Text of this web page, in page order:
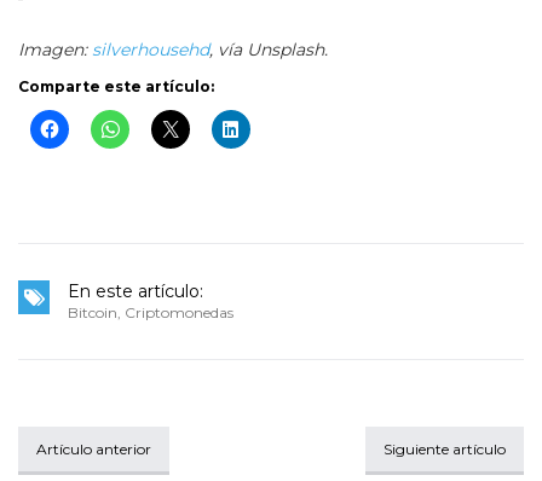
Imagen:silverhousehd, vía Unsplash.
Comparte este artículo:
En este artículo:
Bitcoin Criptomonedas
Artículo anterior Siguiente artículo